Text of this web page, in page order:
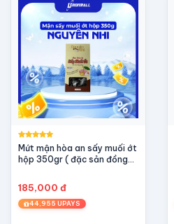
Mứt mận hòa an sấy muối ớt
hộp 350gr ( đặc sản đồng
185,000 đ
44,955 UPAYS